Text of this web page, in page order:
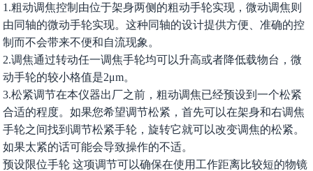
1.粗动调焦控制由位于架身两侧的粗动手轮实现，微动调焦则
由同轴的微动手轮实现。这种同轴的设计提供方便、准确的控
制而不会带来不便和自流现象。
2.调焦通过转动任一调焦手轮均可以升高或者降低载物台，微
动手轮的较小格值是2μm。
3.松紧调节在本仪器出厂之前，粗动调焦已经预设到一个松紧
合适的程度。如果您希望调节松紧，首先可以在架身和右调焦
手轮之间找到调节松紧手轮，旋转它就可以改变调焦的松紧。
如果太紧的话可能会导致操作的不适。
预设限位手轮 这项调节可以确保在使用工作距离比较短的物镜